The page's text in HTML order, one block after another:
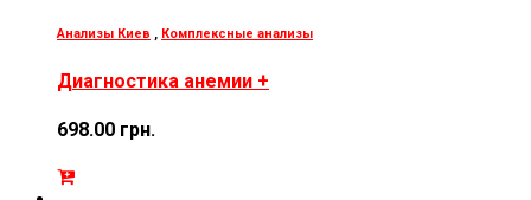
Анализы Киев Комплексные анализы
Диагностика анемии +
698.00 грн.